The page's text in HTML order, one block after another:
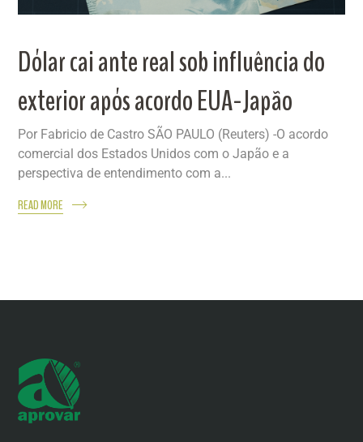
Dólar cai ante real sob influência do
exterior após acordo EUA-Japão
Por Fabricio de Castro SÃO PAULO (Reuters) -O acordo
comercial dos Estados Unidos com o Japão e a
perspectiva de entendimento com a...
READ MORE